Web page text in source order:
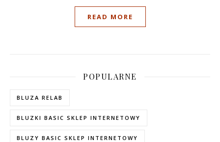
READ MORE
POPULARNE
BLUZA RELAB
BLUZKI BASIC SKLEP INTERNETOWY
BLUZY BASIC SKLEP INTERNETOWY